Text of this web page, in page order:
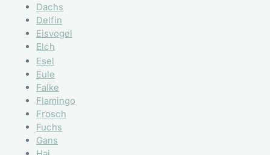
Dachs
Delfin
Eisvogel
Elch
Esel
Eule
Falke
Flamingo
Frosch
Fuchs
Gans